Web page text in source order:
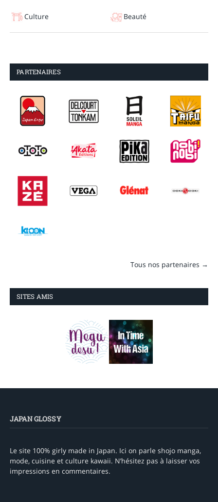
Culture Beauté
PARTENAIRES
Tous nos partenaires →
SITES AMIS
JAPAN GLOSSY
Le site 100% girly made in Japan. Ici on parle shojo manga,
mode, cuisine et culture kawaii. N’hésitez pas à laisser vos
impressions en commentaires.